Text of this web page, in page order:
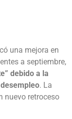
una mejora en
a septiembre,
debido a la
. La
nuevo retroceso